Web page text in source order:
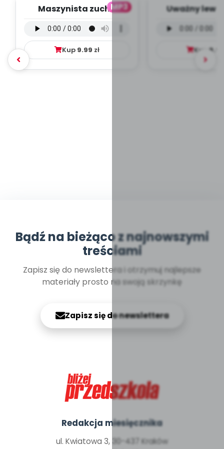
MP3
Maszynista zuch -
mp3)
Kup 9.99 zł
Uważny lew
Kup 9.99
Bądź na bieżąco z najnowszymi
treściami
Zapisz się do newslettera i otrzymuj najlepsze
materiały prosto na swoją skrzynkę
Zapisz się do newslettera
Redakcja miesięcznika
ul. Kwiatowa 3, 30-437 Kraków